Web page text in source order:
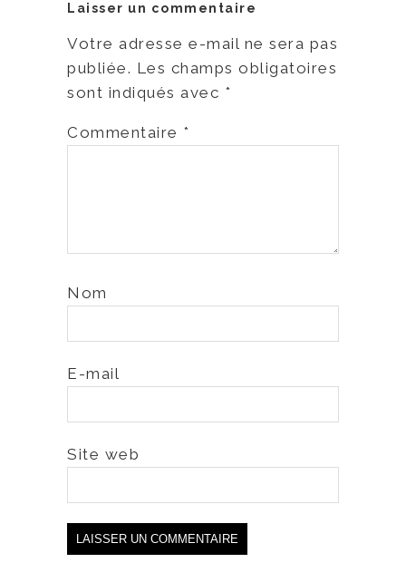
Laisser un commentaire
Votre adresse e-mail ne sera pas
publiée. Les champs obligatoires
sont indiqués avec *
Commentaire *
Nom
E-mail
Site web